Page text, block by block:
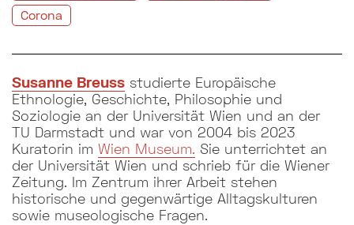
Corona
Susanne Breuss studierte Europäische
Ethnologie, Geschichte, Philosophie und
Soziologie an der Universität Wien und an der
TU Darmstadt und war von 2004 bis 2023
Kuratorin im Wien Museum. Sie unterrichtet an
der Universität Wien und schrieb für die Wiener
Zeitung. Im Zentrum ihrer Arbeit stehen
historische und gegenwärtige Alltagskulturen
sowie museologische Fragen.